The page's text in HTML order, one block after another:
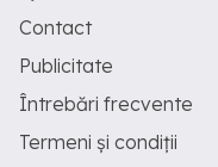
Contact
Publicitate
Întrebări frecvente
Termeni și condiții